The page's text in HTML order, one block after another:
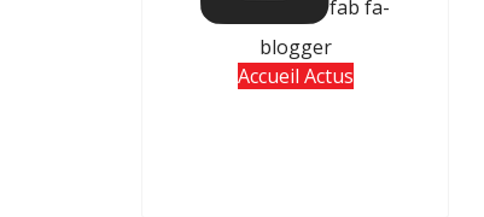
fab fa-
blogger
Accueil Actus